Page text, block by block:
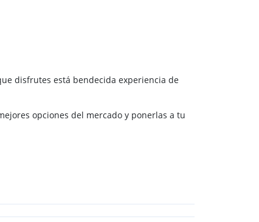
disfrutes está bendecida experiencia de
opciones del mercado y ponerlas a tu